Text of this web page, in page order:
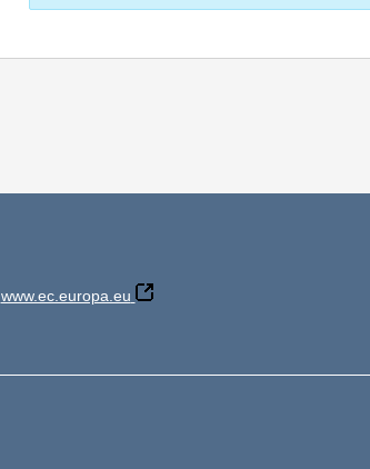
www.ec.europa.eu